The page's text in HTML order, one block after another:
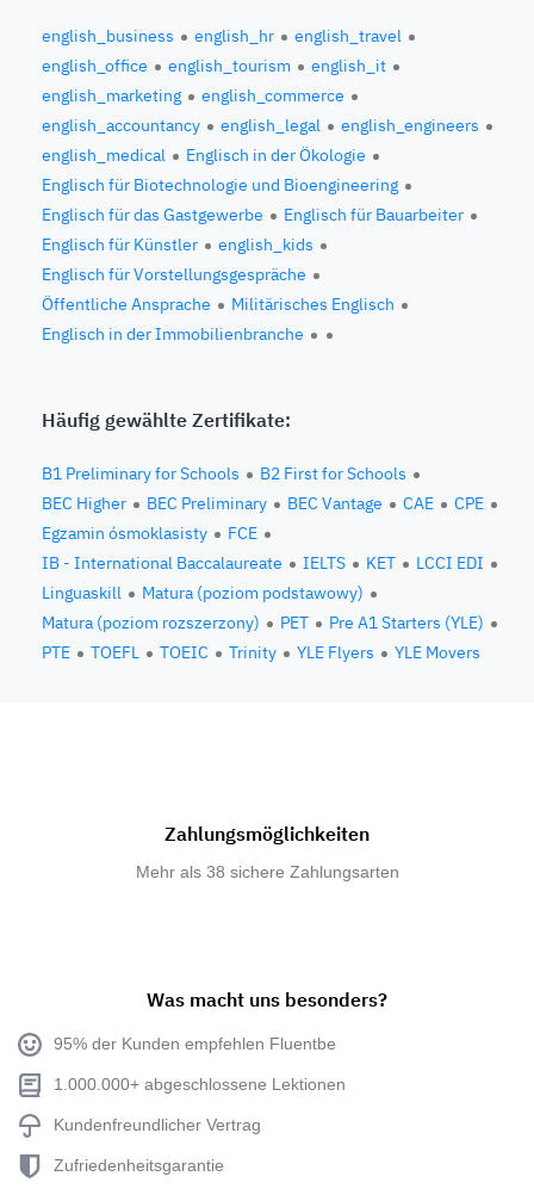
english_business english_hr
english_travel
english_office
english_tourism
english_it
english_marketing
english_commerce
english_accountancy
english_legal
english_engineers
english_medical
Englisch in der Ökologie
Englisch für Biotechnologie und Bioengineering
Englisch für das Gastgewerbe
Englisch für Bauarbeiter
Englisch für Künstler
english_kids
Englisch für Vorstellungsgespräche
Öffentliche Ansprache
Militärisches Englisch
Englisch in der Immobilienbranche
Häufig gewählte Zertifikate:
B1 Preliminary for Schools
B2 First for Schools
BEC Higher
BEC Preliminary BEC Vantage CAE
CPE
Egzamin ósmoklasisty
FCE
IB - International Baccalaureate
IELTS KET
LCCI EDI
Linguaskill
Matura (poziom podstawowy)
Matura (poziom rozszerzony)
PET
Pre A1 Starters (YLE)
PTE
TOEFL TOEIC Trinity YLE Flyers YLE Movers
Zahlungsmöglichkeiten
Mehr als 38 sichere Zahlungsarten
Was macht uns besonders?
95% der Kunden empfehlen Fluentbe
1.000.000+ abgeschlossene Lektionen
Kundenfreundlicher Vertrag
Zufriedenheitsgarantie